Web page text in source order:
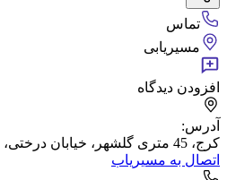
تماس
مسیریابی
افزودن دیدگاه
آدرس:
کرج، 45 متری گلشهر، خیابان درختی، ساختمان پرشیا، پلاک 77
اتصال به مسیریاب